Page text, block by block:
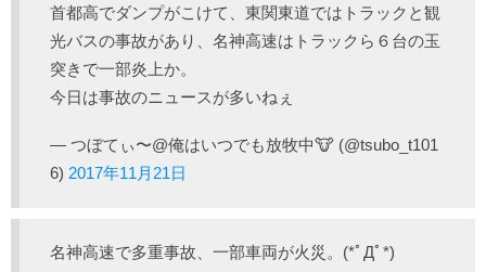
首都高でダンプがこけて、東関東道ではトラックと観
光バスの事故があり、名神高速はトラックら６台の玉
突きで一部炎上か。
今日は事故のニュースが多いねぇ
— つぼてぃ〜@俺はいつでも放牧中🐮 (@tsubo_t101
6) 2017年11月21日
名神高速で多重事故、一部車両が火災。(*ﾟДﾟ*)